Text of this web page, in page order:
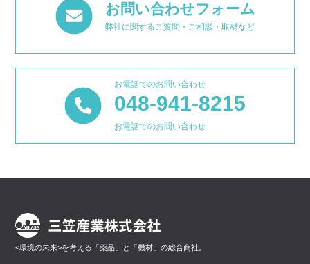
お問い合わせフォーム
弊社に関するご質問・ご相談・取材など
お電話でのお問い合わせ
048-941-8215
お電話でのお問い合わせ
<環境の未来>を考える「薬品」と「機材」の総合商社。